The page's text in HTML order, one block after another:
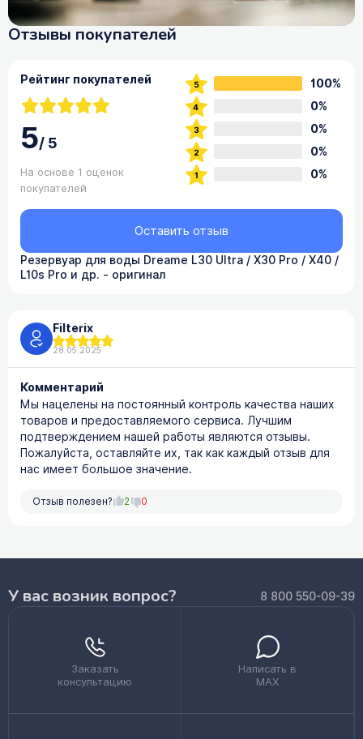
Отзывы покупателей
Рейтинг покупателей
5/5
На основе 1 оценок
покупателей
100%
0%
0%
0%
0%
Резервуар для воды Dreame L30 Ultra / X30 Pro / X40 /
L10s Pro и др. - оригинал
Оставить отзыв
Filterix
28.05.2025
Комментарий
Мы нацелены на постоянный контроль качества наших
товаров и предоставляемого сервиса. Лучшим
подтверждением нашей работы являются отзывы.
Пожалуйста, оставляйте их, так как каждый отзыв для
нас имеет большое значение.
Отзыв полезен? 2 0
У вас возник вопрос? 8 800 550-09-39
Заказать
консультацию
Написать в
MAX